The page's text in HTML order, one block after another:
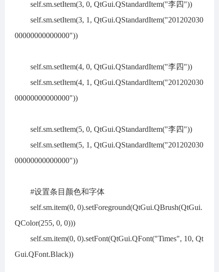
self.sm.setItem(3, 0, QtGui.QStandardItem("李四"))
self.sm.setItem(3, 1, QtGui.QStandardItem("201202030
00000000000000"))
self.sm.setItem(4, 0, QtGui.QStandardItem("李四"))
self.sm.setItem(4, 1, QtGui.QStandardItem("201202030
00000000000000"))
self.sm.setItem(5, 0, QtGui.QStandardItem("李四"))
self.sm.setItem(5, 1, QtGui.QStandardItem("201202030
00000000000000"))
#设置条目颜色和字体
self.sm.item(0, 0).setForeground(QtGui.QBrush(QtGui.
QColor(255, 0, 0)))
self.sm.item(0, 0).setFont(QtGui.QFont("Times", 10, Qt
Gui.QFont.Black))